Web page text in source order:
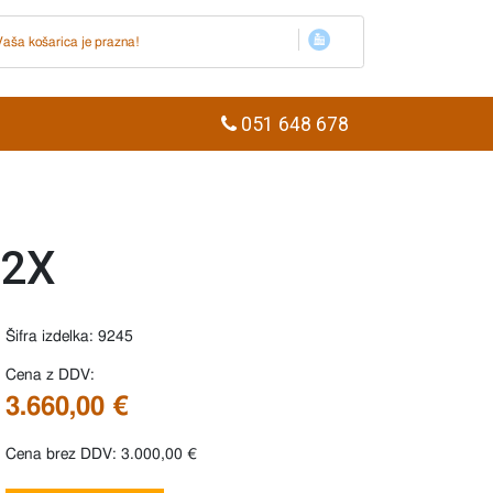
košarica je prazna!
051 648 678
Šifra izdelka: 9245
Cena z DDV:
3.660,00 €
Cena brez DDV: 3.000,00 €